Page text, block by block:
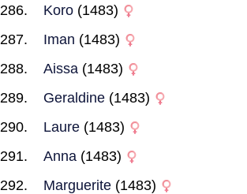
Koro (1483)
Iman (1483)
Aissa (1483)
Geraldine (1483)
Laure (1483)
Anna (1483)
Marguerite (1483)